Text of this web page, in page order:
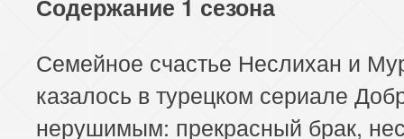
Содержание 1 сезона
Семейное счастье Неслихан и
казалось в турецком сериале
нерушимым: прекрасный брак,